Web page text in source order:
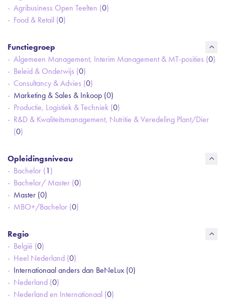
Agribusiness Open Teelten (0)
Food & Retail (0)
Functiegroep
Algemeen Management, Interim Management & MT-posities (0)
Beleid & Onderwijs (0)
Consultancy & Advies (0)
Marketing & Sales & Inkoop (0)
Productie, Logistiek & Techniek (0)
R&D & Kwaliteitsmanagement, Nutritie & Veredeling Plant/Dier
(0)
Opleidingsniveau
Bachelor (1)
Bachelor/ Master (0)
Master (0)
MBO+/Bachelor (0)
Regio
België (0)
Heel Nederland (0)
Internationaal anders dan BeNeLux (0)
Nederland (0)
Nederland en Internationaal (0)